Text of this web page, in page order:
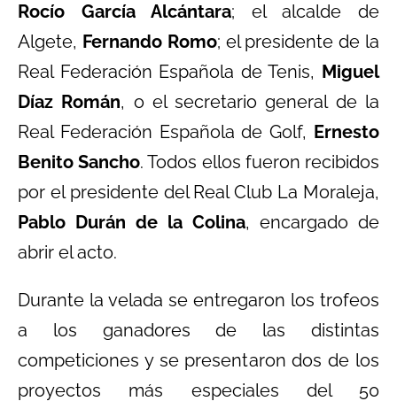
Rocío García Alcántara; el alcalde de
Algete, Fernando Romo; el presidente de la
Real Federación Española de Tenis, Miguel
Díaz Román, o el secretario general de la
Real Federación Española de Golf, Ernesto
Benito Sancho. Todos ellos fueron recibidos
por el presidente del Real Club La Moraleja,
Pablo Durán de la Colina, encargado de
abrir el acto.
Durante la velada se entregaron los trofeos
a los ganadores de las distintas
competiciones y se presentaron dos de los
proyectos más especiales del 50